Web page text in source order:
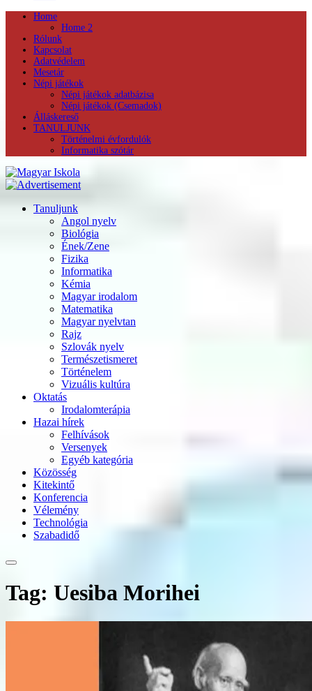
Home
Home 2
Rólunk
Kapcsolat
Adatvédelem
Mesetár
Népi játékok
Népi játékok adatbázisa
Népi játékok (Csemadok)
Álláskereső
TANULJUNK
Történelmi évfordulók
Informatika szótár
Tanuljunk
Angol nyelv
Biológia
Ének/Zene
Fizika
Informatika
Kémia
Magyar irodalom
Matematika
Magyar nyelvtan
Rajz
Szlovák nyelv
Természetismeret
Történelem
Vizuális kultúra
Oktatás
Irodalomterápia
Hazai hírek
Felhívások
Versenyek
Egyéb kategória
Közösség
Kitekintő
Konferencia
Vélemény
Technológia
Szabadidő
Tag: Uesiba Morihei